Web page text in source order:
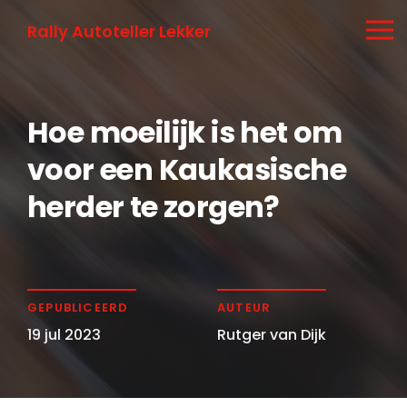
Rally Autoteller Lekker
Hoe moeilijk is het om
voor een Kaukasische
herder te zorgen?
GEPUBLICEERD
19 jul 2023
AUTEUR
Rutger van Dijk